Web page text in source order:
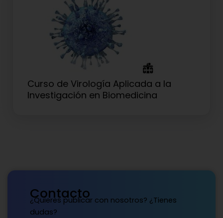
Curso de Virología Aplicada a la
Investigación en Biomedicina
Contacto
¿Quieres publicar con nosotros? ¿Tienes
dudas?